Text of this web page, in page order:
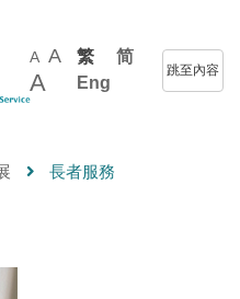
A A
A
繁
简
Eng
跳至內容
長者服務